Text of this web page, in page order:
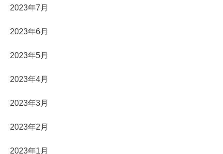
2023年7月
2023年6月
2023年5月
2023年4月
2023年3月
2023年2月
2023年1月